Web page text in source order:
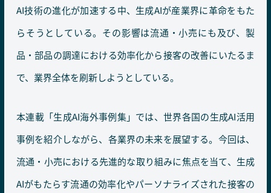
AI技術の進化が加速する中、生成AIが産業界に革命をもた
らそうとしている。その影響は流通・小売にも及び、製
品・部品の調達における効率化から接客の改善にいたるま
で、業界全体を刷新しようとしている。
本連載「生成AI海外事例集」では、世界各国の生成AI活用
事例を紹介しながら、各業界の未来を展望する。今回は、
流通・小売における先進的な取り組みに焦点を当て、生成
AIがもたらす流通の効率化やパーソナライズされた接客の